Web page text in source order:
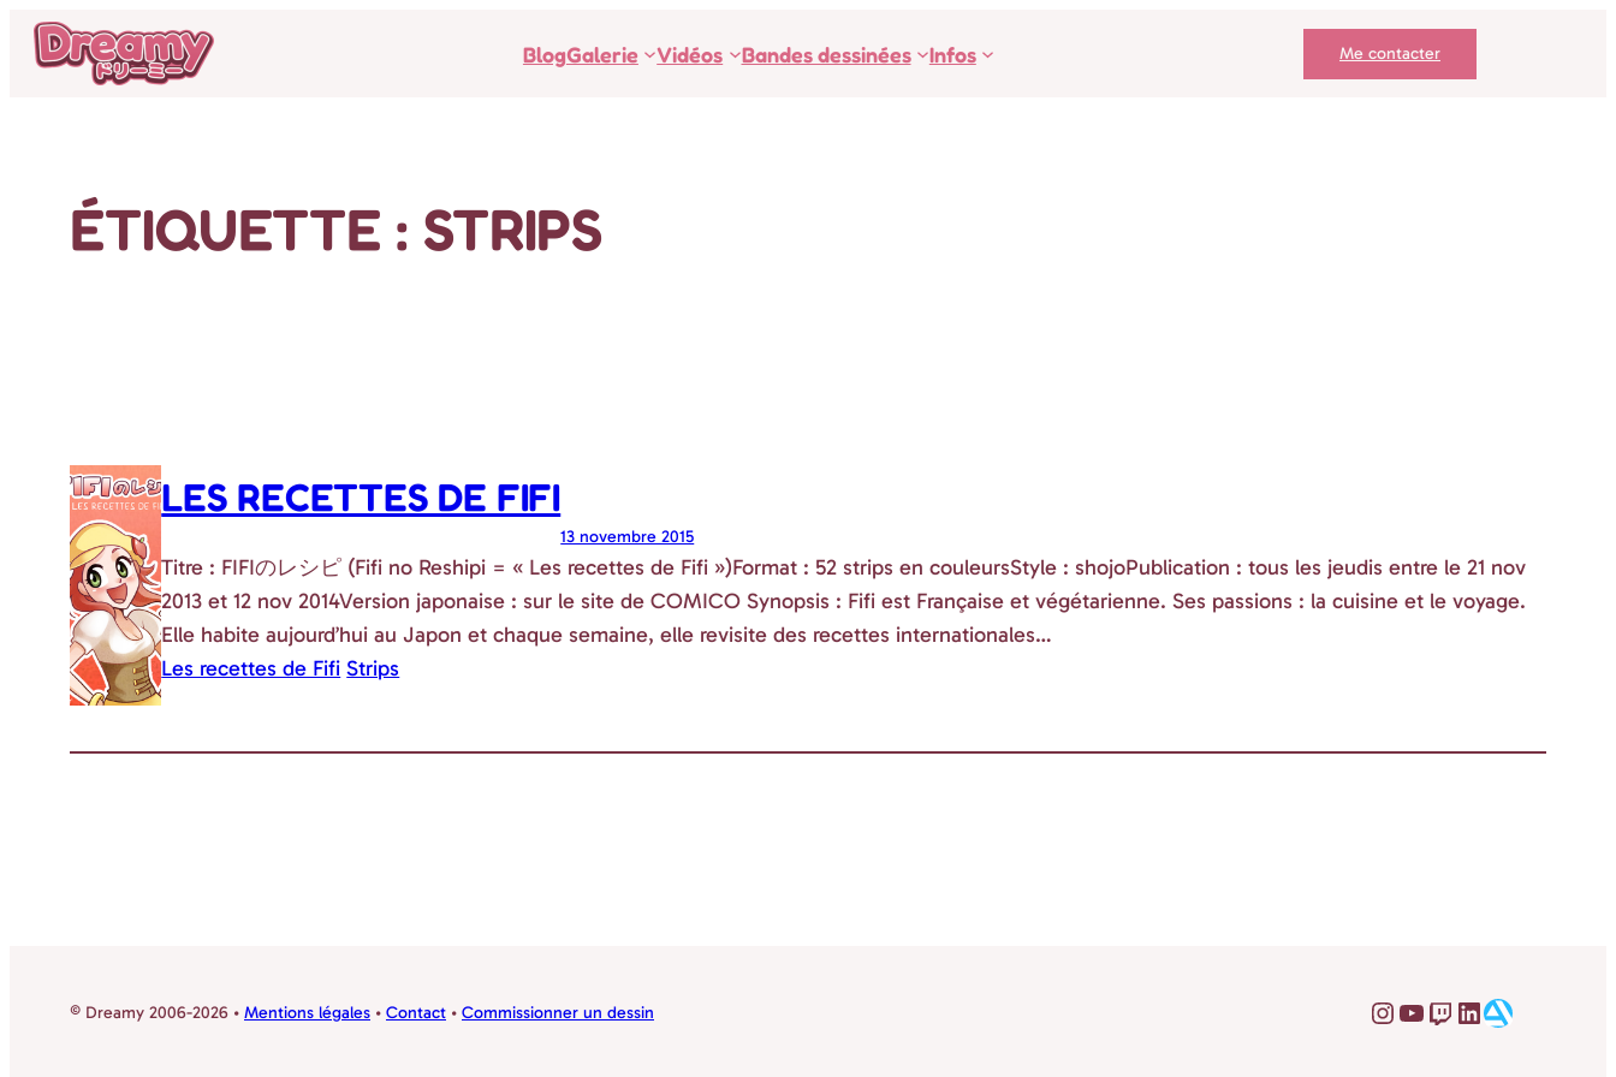
Aller
BlogGalerie Vidéos Bandes dessinées Infos Me contacter
ÉTIQUETTE : STRIPS
LES RECETTES DE FIFI
13 novembre 2015
Titre : FIFIのレシピ (Fifi no Reshipi = « Les recettes de Fifi »)Format : 52 strips en couleursStyle : shojoPublication : tous les jeudis entre le 21 nov
2013 et 12 nov 2014Version japonaise : sur le site de COMICO Synopsis : Fifi est Française et végétarienne. Ses passions : la cuisine et le voyage.
Elle habite aujourd’hui au Japon et chaque semaine, elle revisite des recettes internationales…
Les recettes de Fifi Strips
© Dreamy 2006-2026 • Mentions légales • Contact • Commissionner un dessin @sophie_dreamy
YouTube
Twitch
LinkedIn